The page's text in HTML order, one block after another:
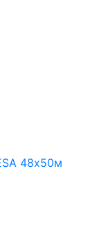
48х50м